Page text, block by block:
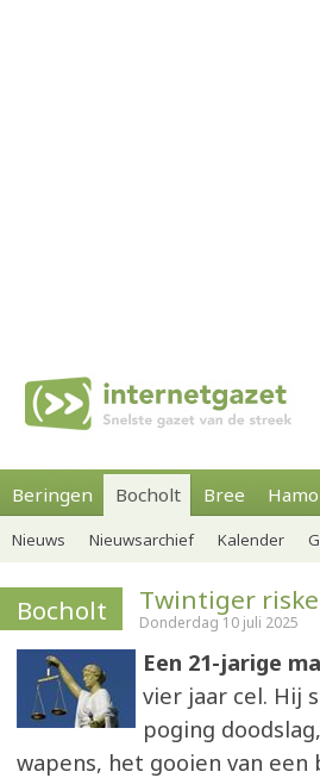
Beringen Bocholt Bree
Nieuws Nieuwsarchief Kalender
Bocholt Twintiger
Donderdag 10 juli 2025
Een 21-jarige
vier jaar cel. Hij
poging
wapens, het gooien van